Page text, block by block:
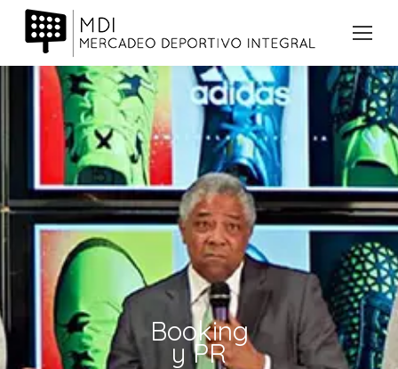
Booking
y PR